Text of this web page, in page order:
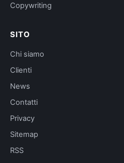
Copywriting
SITO
Chi siamo
Clienti
News
Contatti
Privacy
Sitemap
RSS